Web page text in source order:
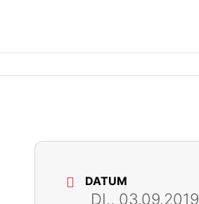
DATUM
DI., 03.09.2019